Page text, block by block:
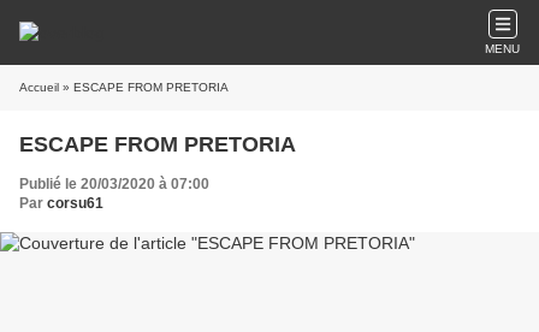
MENU
Accueil » ESCAPE FROM PRETORIA
ESCAPE FROM PRETORIA
Publié le 20/03/2020 à 07:00
Par corsu61